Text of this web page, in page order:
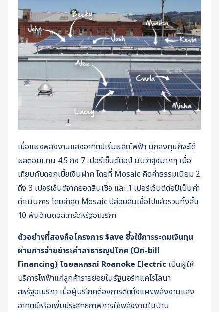
เมื่อแผงพลังงานแสงอาทิตย์เริ่มผลิตไฟฟ้า นักลงทุนก็จะได้
ผลตอบแทน 4.5 ถึง 7 เปอร์เซ็นต์ต่อปี นับว่าสูงมากๆ เมื่อ
เทียบกับดอกเบี้ยเงินฝาก โดยที่ Mosaic คิดค่าธรรมเนียม 2
ถึง 3 เปอร์เซ็นต์จากยอดสินเชื่อ และ 1 เปอร์เซ็นต์ต่อปีเป็นค่า
ดำเนินการ โดยล่าสุด Mosaic ปล่อยสินเชื่อไปแล้วรวมทั้งสิ้น
10 พันล้านดอลลาร์สหรัฐอเมริกา
ตัวอย่างที่สองคือโครงการ $ave ซึ่งใช้การระดมเงินทุน
ผ่านการจ่ายชำระค่าสาธารณูปโภค (On-bill
Financing) โดยสหกรณ์ Roanoke Electric เป็นผู้ให้
บริการไฟฟ้าแก่ลูกค้ารายย่อยในรัฐนอร์ทแคโรไลนา
สหรัฐอเมริกา เมื่อผู้บริโภคต้องการติดตั้งแผงพลังงานแสง
อาทิตย์หรือเพิ่มประสิทธิภาพการใช้พลังงานในบ้าน